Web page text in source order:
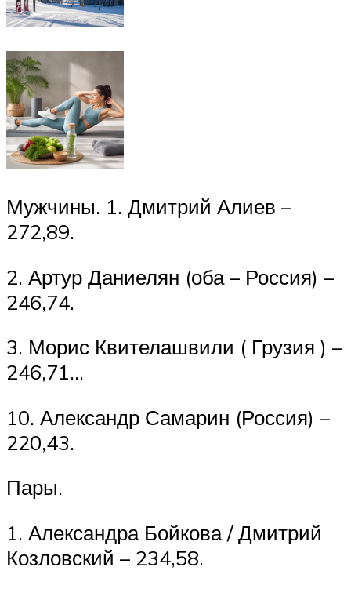
Мужчины. 1. Дмитрий Алиев –
272,89.
2. Артур Даниелян (оба – Россия) –
246,74.
3. Морис Квителашвили ( Грузия ) –
246,71…
10. Александр Самарин (Россия) –
220,43.
Пары.
1. Александра Бойкова / Дмитрий
Козловский – 234,58.